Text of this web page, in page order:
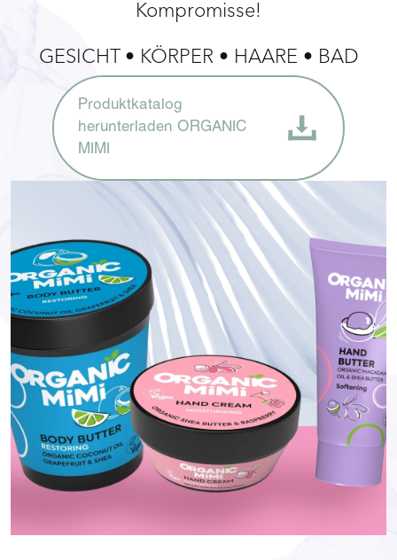
Kompromisse!
GESICHT • KÖRPER • HAARE • BAD
Produktkatalog
herunterladen ORGANIC
MIMI